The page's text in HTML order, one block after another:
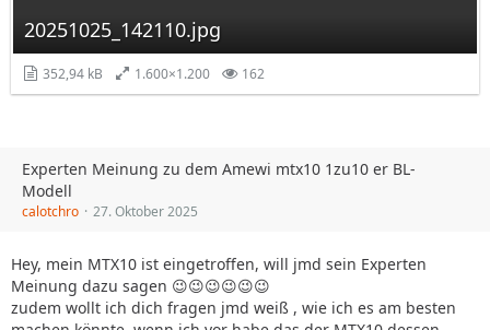
20251025_142110.jpg
352,94 kB 1.600×1.200 162
Experten Meinung zu dem Amewi mtx10 1zu10 er BL-
Modell
calotchro 27. Oktober 2025
Hey, mein MTX10 ist eingetroffen, will jmd sein Experten
Meinung dazu sagen 😉😉😉😉😉😉
zudem wollt ich dich fragen jmd weiß , wie ich es am besten